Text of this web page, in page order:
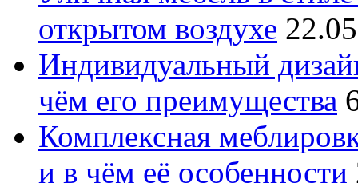
открытом воздухе
Индивидуальный
чём его преимущества
Комплексная
и в чём её особенности